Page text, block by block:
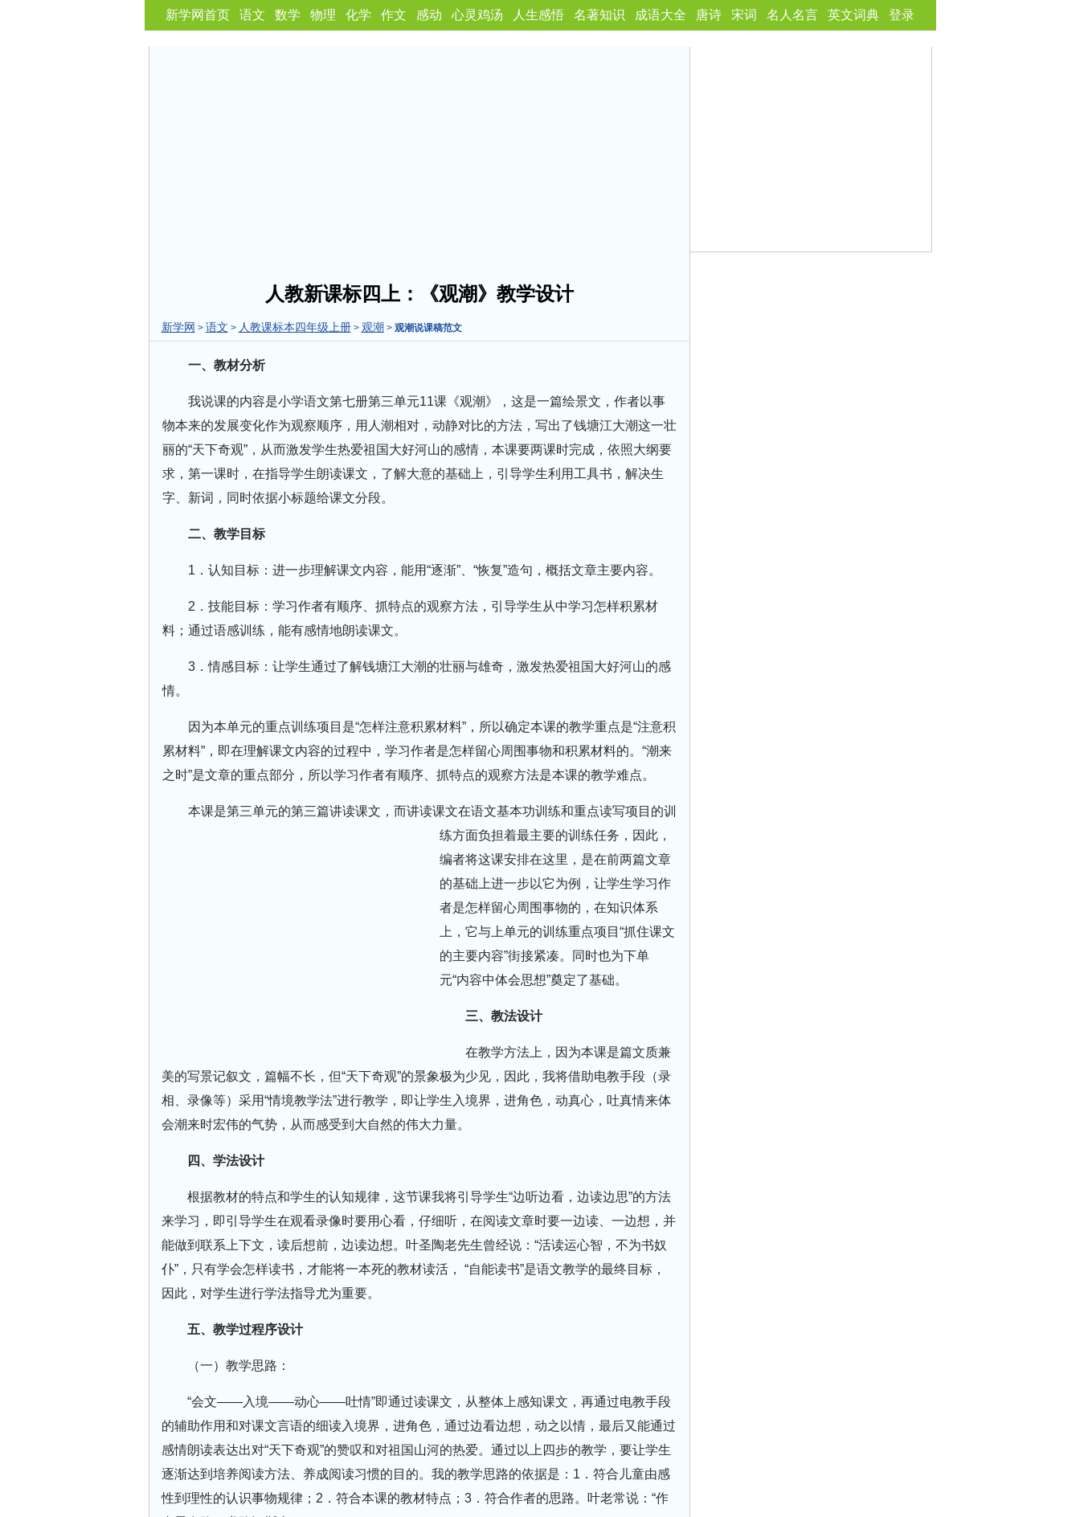
新学网首页 语文 数学 物理 化学 作文 感动 心灵鸡汤 人生感悟 名著知识 成语大全 唐诗 宋词 名人名言 英文词典 登录
人教新课标四上：《观潮》教学设计
新学网 > 语文 > 人教课标本四年级上册> 观潮 > 观潮说课稿范文
一、教材分析
我说课的内容是小学语文第七册第三单元11课《观潮》，这是一篇绘景文，作者以事
物本来的发展变化作为观察顺序，用人潮相对，动静对比的方法，写出了钱塘江大潮这一壮
丽的“天下奇观”，从而激发学生热爱祖国大好河山的感情，本课要两课时完成，依照大纲要
求，第一课时，在指导学生朗读课文，了解大意的基础上，引导学生利用工具书，解决生
字、新词，同时依据小标题给课文分段。
二、教学目标
1．认知目标：进一步理解课文内容，能用“逐渐”、“恢复”造句，概括文章主要内容。
2．技能目标：学习作者有顺序、抓特点的观察方法，引导学生从中学习怎样积累材
料；通过语感训练，能有感情地朗读课文。
3．情感目标：让学生通过了解钱塘江大潮的壮丽与雄奇，激发热爱祖国大好河山的感
情。
因为本单元的重点训练项目是“怎样注意积累材料”，所以确定本课的教学重点是“注意积
累材料”，即在理解课文内容的过程中，学习作者是怎样留心周围事物和积累材料的。“潮来
之时”是文章的重点部分，所以学习作者有顺序、抓特点的观察方法是本课的教学难点。
本课是第三单元的第三篇讲读课文，而讲读课文在语文基本功训练和重点读写项目的训
练方面负担着最主要的训练任务，因此，
编者将这课安排在这里，是在前两篇文章
的基础上进一步以它为例，让学生学习作
者是怎样留心周围事物的，在知识体系
上，它与上单元的训练重点项目“抓住课文
的主要内容”街接紧凑。同时也为下单
元“内容中体会思想”奠定了基础。
三、教法设计
在教学方法上，因为本课是篇文质兼
美的写景记叙文，篇幅不长，但“天下奇观”的景象极为少见，因此，我将借助电教手段（录
相、录像等）采用“情境教学法”进行教学，即让学生入境界，进角色，动真心，吐真情来体
会潮来时宏伟的气势，从而感受到大自然的伟大力量。
四、学法设计
根据教材的特点和学生的认知规律，这节课我将引导学生“边听边看，边读边思”的方法
来学习，即引导学生在观看录像时要用心看，仔细听，在阅读文章时要一边读、一边想，并
能做到联系上下文，读后想前，边读边想。叶圣陶老先生曾经说：“活读运心智，不为书奴
仆”，只有学会怎样读书，才能将一本死的教材读活， “自能读书”是语文教学的最终目标，
因此，对学生进行学法指导尤为重要。
五、教学过程序设计
（一）教学思路：
“会文——入境——动心——吐情”即通过读课文，从整体上感知课文，再通过电教手段
的辅助作用和对课文言语的细读入境界，进角色，通过边看边想，动之以情，最后又能通过
感情朗读表达出对“天下奇观”的赞叹和对祖国山河的热爱。通过以上四步的教学，要让学生
逐渐达到培养阅读方法、养成阅读习惯的目的。我的教学思路的依据是：1．符合儿童由感
性到理性的认识事物规律；2．符合本课的教材特点；3．符合作者的思路。叶老常说：“作